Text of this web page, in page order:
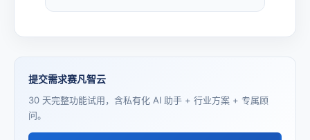
提交需求赛凡智云
30 天完整功能试用，含私有化 AI 助手 + 行业方案 + 专属顾
问。